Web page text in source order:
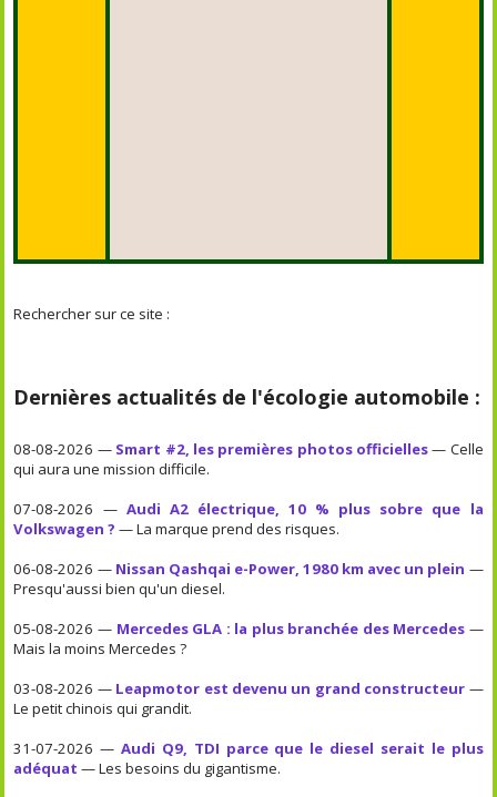
Rechercher sur ce site :
Dernières actualités de l'écologie automobile :
08-08-2026 — Smart #2, les premières photos officielles— Celle
qui aura une mission difficile.
07-08-2026 — Audi A2 électrique, 10 % plus sobre que la
Volkswagen ? — La marque prend des risques.
06-08-2026 — Nissan Qashqai e-Power, 1980 km avec un plein —
Presqu'aussi bien qu'un diesel.
05-08-2026 — Mercedes GLA : la plus branchée des Mercedes —
Mais la moins Mercedes ?
03-08-2026 — Leapmotor est devenu un grand constructeur —
Le petit chinois qui grandit.
31-07-2026 —Audi Q9, TDI parce que le diesel serait le plus
adéquat — Les besoins du gigantisme.